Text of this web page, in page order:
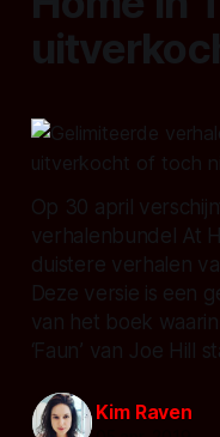
Op 30 april
verhalenbundel At
duistere verhalen
Deze versie is een
van het boek
‘Faun’ van Joe Hill
Kim Raven